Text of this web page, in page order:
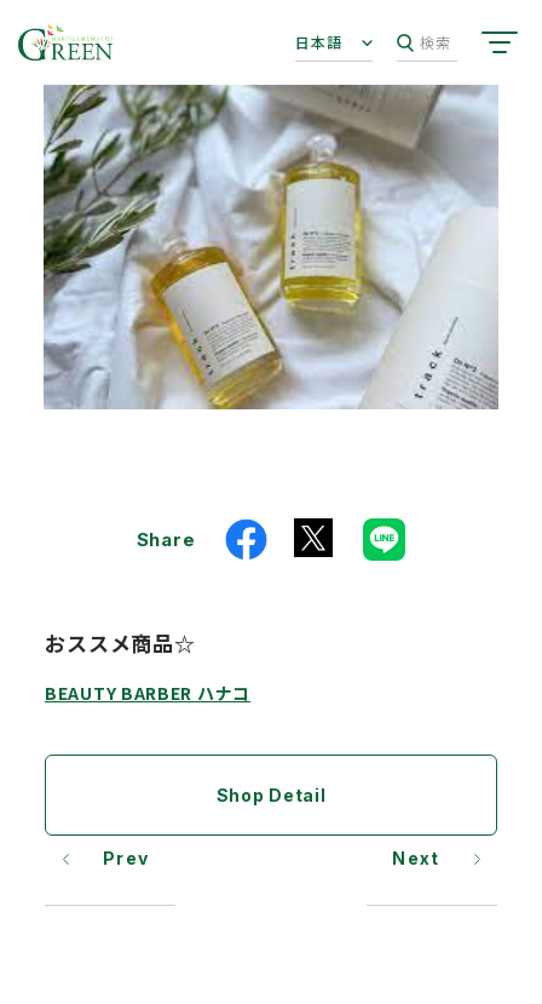
日本語 検索
Share
おススメ商品☆
BEAUTY BARBER ハナコ
Shop Detail
Prev Next